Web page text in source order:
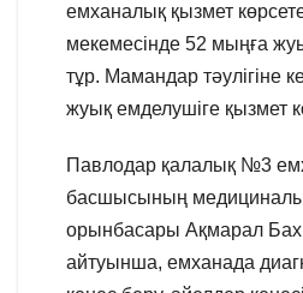
емханалық қызмет
мекемесінде 52 мыңға
тұр. Мамандар тәулігіне
жуық емделушіге қызмет
Павлодар қалалық №3
басшысының
орынбасары Ақмарал
айтуынша, емханада